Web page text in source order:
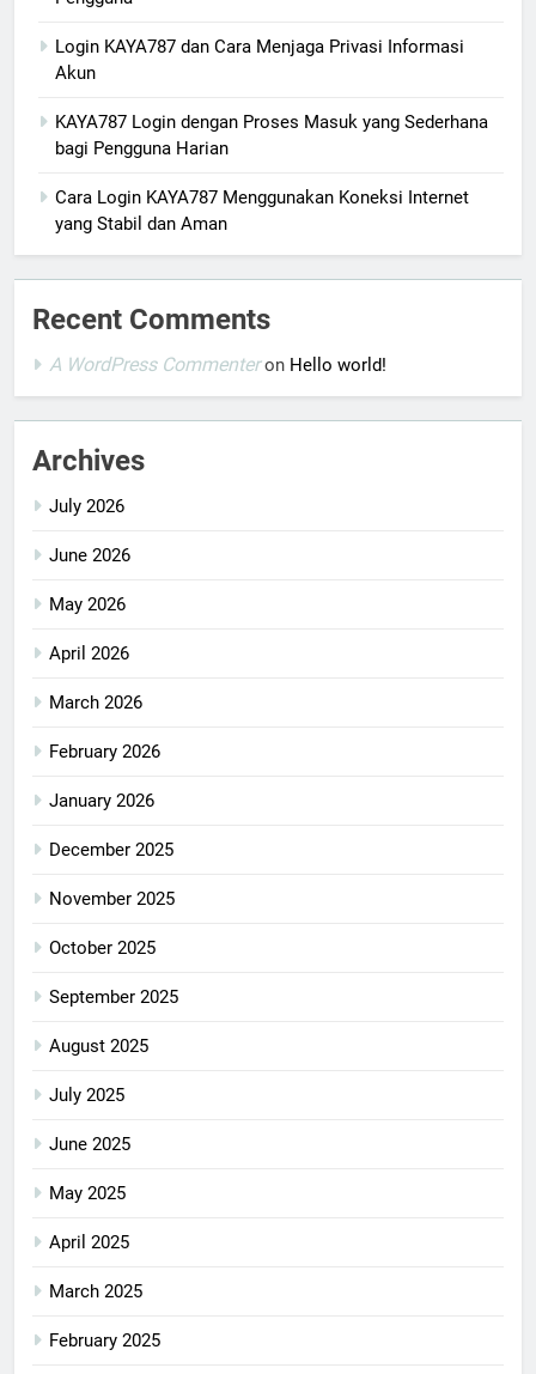
Login KAYA787 dan Cara Menjaga Privasi Informasi
Akun
KAYA787 Login dengan Proses Masuk yang Sederhana
bagi Pengguna Harian
Cara Login KAYA787 Menggunakan Koneksi Internet
yang Stabil dan Aman
Recent Comments
A WordPress Commenteron Hello world!
Archives
July 2026
June 2026
May 2026
April 2026
March 2026
February 2026
January 2026
December 2025
November 2025
October 2025
September 2025
August 2025
July 2025
June 2025
May 2025
April 2025
March 2025
February 2025